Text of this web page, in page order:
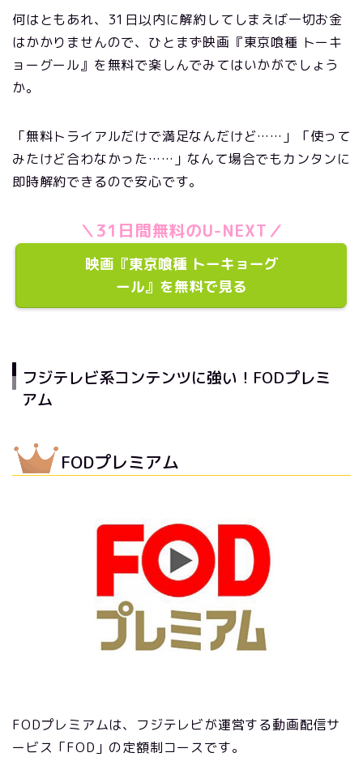
何はともあれ、31日以内に解約してしまえば一切お金
はかかりませんので、ひとまず映画『東京喰種 トーキ
ョーグール』を無料で楽しんでみてはいかがでしょう
か。
「無料トライアルだけで満足なんだけど……」「使って
みたけど合わなかった……」なんて場合でもカンタンに
即時解約できるので安心です。
＼31日間無料のU-NEXT／
映画『東京喰種 トーキョーグ
ール』を無料で見る
フジテレビ系コンテンツに強い！FODプレミ
アム
FODプレミアム
FODプレミアムは、フジテレビが運営する動画配信サ
ービス「FOD」の定額制コースです。